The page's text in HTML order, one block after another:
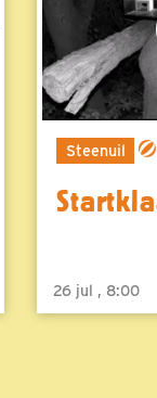
Steenuil
26 jul , 8:00